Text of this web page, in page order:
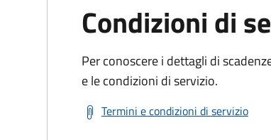
Condizioni di
Per conoscere i dettagli di
e le condizioni di servizio.
Termini e condizioni di servizio